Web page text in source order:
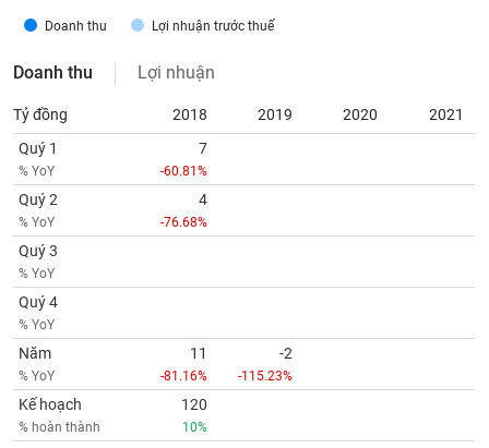
Doanh thu Lợi nhuận trước thuế
Doanh thu Lợi nhuận
Tỷ đồng 2018 2019 2020
2021
Quý 1
% YoY
7
-60.81%
Quý 2
% YoY
4
-76.68%
Quý 3
% YoY
Quý 4
% YoY
Năm
% YoY
11
-81.16%
-2
-115.23%
Kế hoạch
% hoàn thành
120
10%